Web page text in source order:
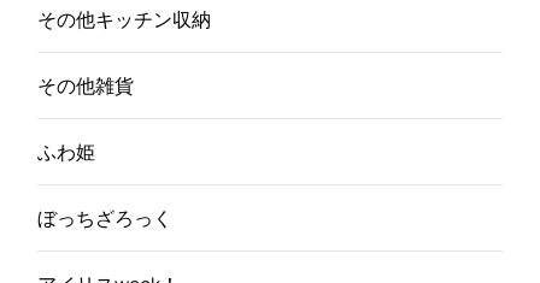
その他キッチン収納
その他雑貨
ふわ姫
ぼっちざろっく